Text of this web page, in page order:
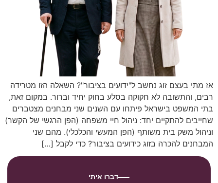
אז מתי בעצם זוג נחשב ל"ידועים בציבור"? השאלה הזו מטרידה
רבים, והתשובה לא חקוקה בסלע בחוק יחיד וברור. במקום זאת,
בתי המשפט בישראל פיתחו עם השנים שני מבחנים מצטברים
שחייבים להתקיים יחד: ניהול חיי משפחה (הפן הרגשי של הקשר)
וניהול משק בית משותף (הפן המעשי והכלכלי). מהם שני
המבחנים להכרה בזוג כידועים בציבור? כדי לקבל […]
דברו איתי